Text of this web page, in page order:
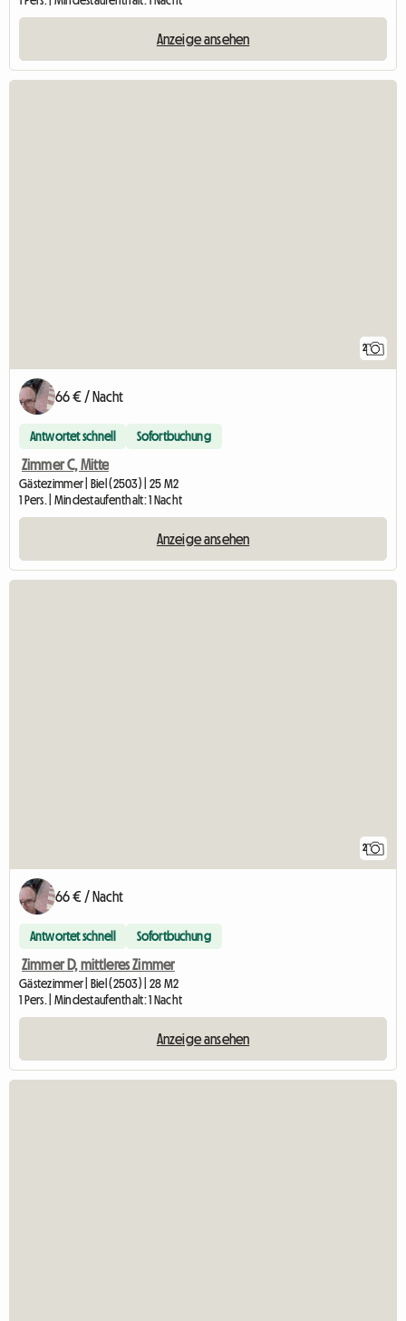
Anzeige ansehen
2
66 € / Nacht
Antwortet schnell Sofortbuchung
Zimmer C, Mitte
Gästezimmer | Biel (2503) | 25 M2
1 Pers. | Mindestaufenthalt: 1 Nacht
Anzeige ansehen
2
66 € / Nacht
Antwortet schnell Sofortbuchung
Zimmer D, mittleres Zimmer
Gästezimmer | Biel (2503) | 28 M2
1 Pers. | Mindestaufenthalt: 1 Nacht
Anzeige ansehen